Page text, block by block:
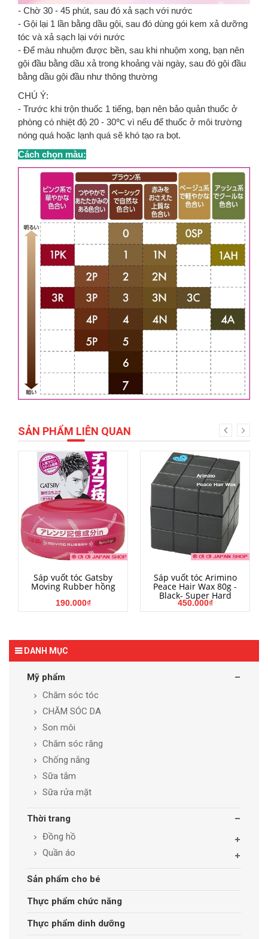
- Chờ 30 - 45 phút, sau đó xả sạch với nước
- Gội lại 1 lần bằng dầu gội, sau đó dùng gói kem xả dưỡng
tóc và xả sạch lại với nước
- Để màu nhuộm được bền, sau khi nhuộm xong, bạn nên
gội đầu bằng dầu xả trong khoảng vài ngày, sau đó gội đầu
bằng dầu gội đầu như thông thường
CHÚ Ý:
- Trước khi trộn thuốc 1 tiếng, bạn nên bảo quản thuốc ở
phòng có nhiệt độ 20 - 30℃ vì nếu để thuốc ở môi trường
nóng quá hoặc lạnh quá sẽ khó tạo ra bọt.
Cách chọn màu:
SẢN PHẨM LIÊN QUAN
MUA HÀNG
Sáp vuốt tóc Gatsby
Moving Rubber hồng
190.000₫
MUA HÀNG
Sáp vuốt tóc Arimino
Peace Hair Wax 80g -
Black- Super Hard
450.000₫
DANH MỤC
Mỹ phẩm
Chăm sóc tóc
CHĂM SÓC DA
Son môi
Chăm sóc răng
Chống nắng
Sữa tắm
Sữa rửa mặt
Thời trang
Đồng hồ
Quần áo
Sản phẩm cho bé
Thực phẩm chức năng
Thực phẩm dinh dưỡng